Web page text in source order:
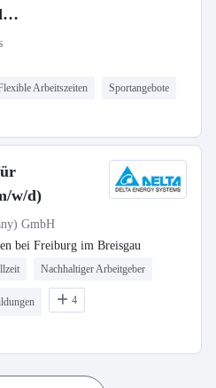
Arbeitszeiten Sportangebote
w/d)
GmbH
bei Freiburg im Breisgau
Nachhaltiger Arbeitgeber
4